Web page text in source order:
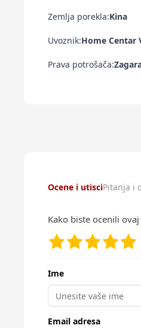
Zemlja porekla:Kina
Uvoznik:Home Centar
Prava potrošača:
Ocene i utisciPitanja i
Kako biste ocenili
Ime
Email adresa